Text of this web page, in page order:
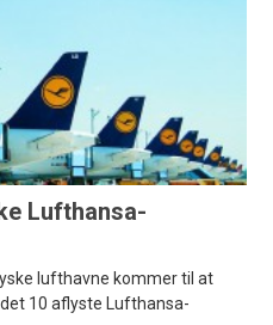
Lufthansa-
lufthavne kommer til at
10 aflyste Lufthansa-